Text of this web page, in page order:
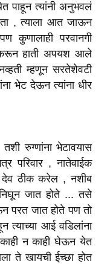
पाहून त्यांनी अनुभवलं
, त्याला आत जाऊन
कुणालाही परवानगी
करून हाती अपयश आले
म्हणून सरतेशेवटी
भेट देऊन त्यांना धीर
रुग्णांना भेटावयास
परिवार , नातेवाईक
देव ठीक करेल , नशीब
जात होते ... तसे
परत जात होते पण तो
त्याच्या आई वडिलांना
न काही घेऊन येत
ते खायची ईच्छा होत